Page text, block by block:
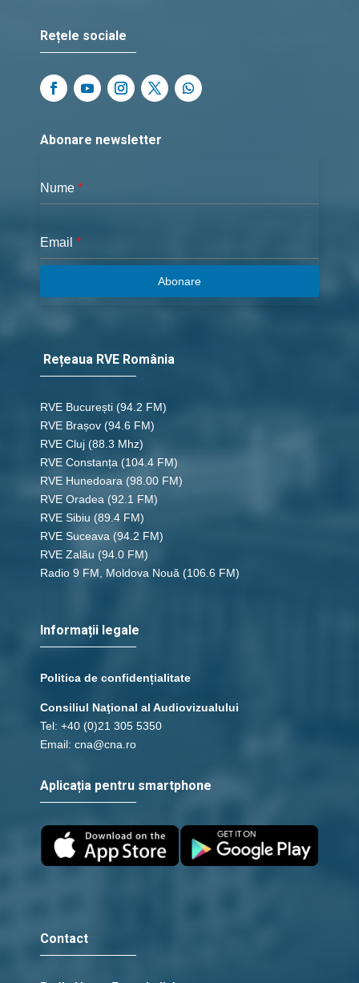
Rețele sociale
Abonare newsletter
Nume *
Email *
Abonare
Rețeaua RVE România
RVE București (94.2 FM)
RVE Brașov (94.6 FM)
RVE Cluj (88.3 Mhz)
RVE Constanța (104.4 FM)
RVE Hunedoara (98.00 FM)
RVE Oradea (92.1 FM)
RVE Sibiu (89.4 FM)
RVE Suceava (94.2 FM)
RVE Zalău (94.0 FM)
Radio 9 FM, Moldova Nouă (106.6 FM)
Informații legale
Politica de confidențialitate
Consiliul Naţional al Audiovizualului
Tel: +40 (0)21 305 5350
Email: cna@cna.ro
Aplicația pentru smartphone
Contact